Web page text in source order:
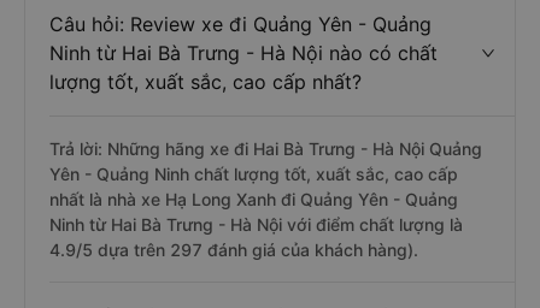
Câu hỏi: Review xe đi Quảng Yên - Quảng
Ninh từ Hai Bà Trưng - Hà Nội nào có chất
lượng tốt, xuất sắc, cao cấp nhất?
Trả lời: Những hãng xe đi Hai Bà Trưng - Hà Nội Quảng
Yên - Quảng Ninh chất lượng tốt, xuất sắc, cao cấp
nhất là nhà xe Hạ Long Xanh đi Quảng Yên - Quảng
Ninh từ Hai Bà Trưng - Hà Nội với điểm chất lượng là
4.9/5 dựa trên 297 đánh giá của khách hàng).